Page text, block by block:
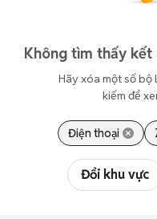
Không tìm thấy kết
Hãy xóa một số bộ
kiếm để
Điện thoại
Đổi khu vực